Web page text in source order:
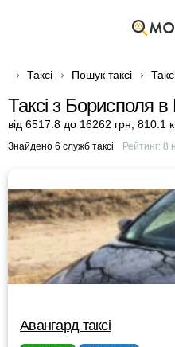
Таксі Пошук таксі
Таксі з Борисполя
від 6517.8 до 16262 грн 810.1
Знайдено 6 служб таксі Рейтинг: 8
Авангард таксі